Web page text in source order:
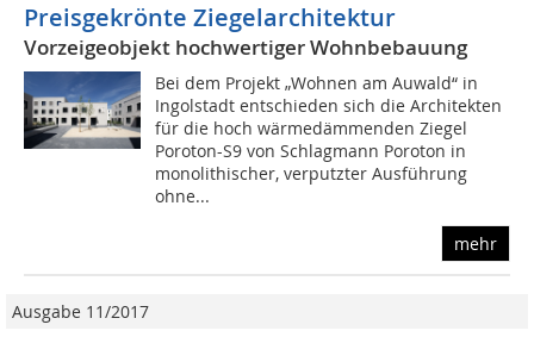
Preisgekrönte Ziegelarchitektur
Vorzeigeobjekt hochwertiger Wohnbebauung
Bei dem Projekt „Wohnen am Auwald“ in
Ingolstadt entschieden sich die Architekten
für die hoch wärmedämmenden Ziegel
Poroton-S9 von Schlagmann Poroton in
monolithischer, verputzter Ausführung
ohne...
mehr
Ausgabe 11/2017